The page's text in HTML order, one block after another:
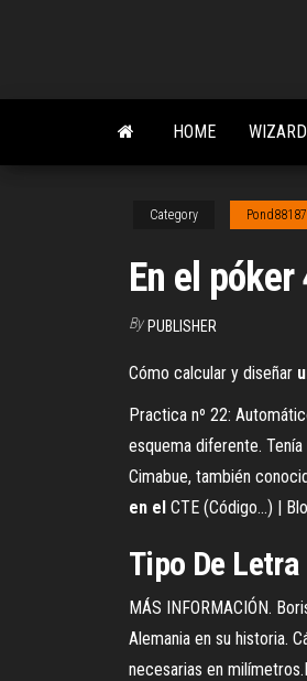
content
HOME
Category Pond88187
En el
By PUBLISHER
Cómo calcular y diseñar
Practica nº 22:
esquema diferente. Tenía
Cimabue, también
en el CTE (Código...) |
Tipo De
MÁS INFORMACIÓN.
Alemania en su historia.
necesarias en